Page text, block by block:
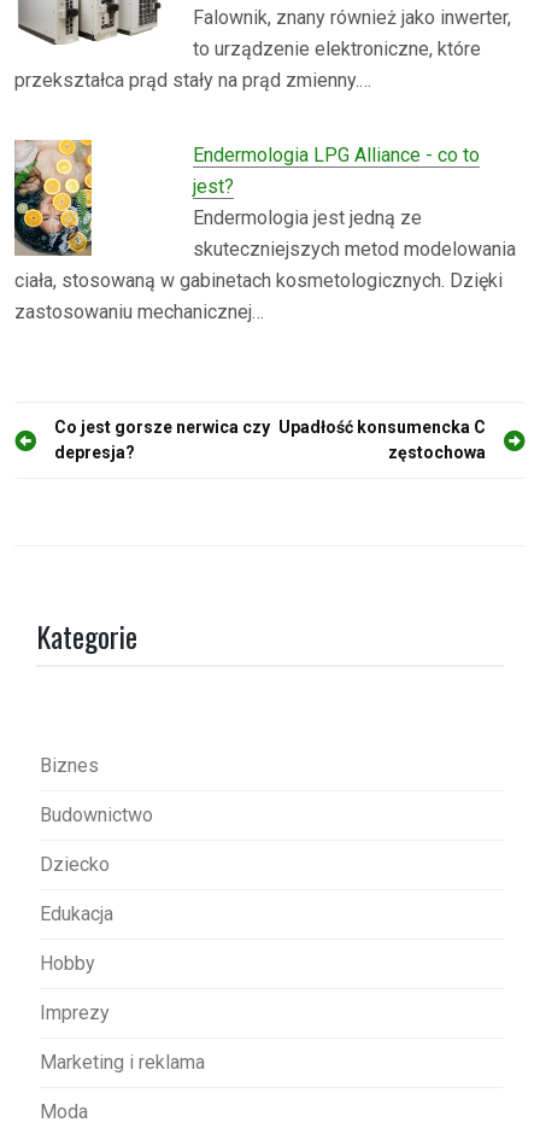
Falownik, znany również jako inwerter,
to urządzenie elektroniczne, które
przekształca prąd stały na prąd zmienny.…
Endermologia LPG Alliance - co to
jest?
Endermologia jest jedną ze
skuteczniejszych metod modelowania
ciała, stosowaną w gabinetach kosmetologicznych. Dzięki
zastosowaniu mechanicznej…
N
Co jest gorsze nerwica czy
depresja?
Upadłość konsumencka C
zęstochowa
Kategorie
Biznes
Budownictwo
Dziecko
Edukacja
Hobby
Imprezy
Marketing i reklama
Moda